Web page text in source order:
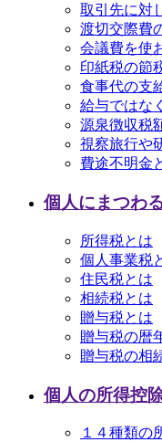
取引先に対
渡切交際費
会議費を使
印紙税の節
食事代の支
給与ではな
源泉徴収税
視察旅行や
費途不明金
個人にまつわ
所得税とは
個人事業税
住民税とは
相続税とは
贈与税とは
贈与税の暦
贈与税の相
個人の所得控
１４種類の